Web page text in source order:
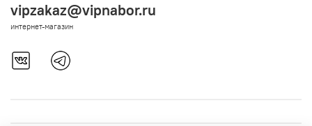
vipzakaz@vipnabor.ru
интернет-магазин